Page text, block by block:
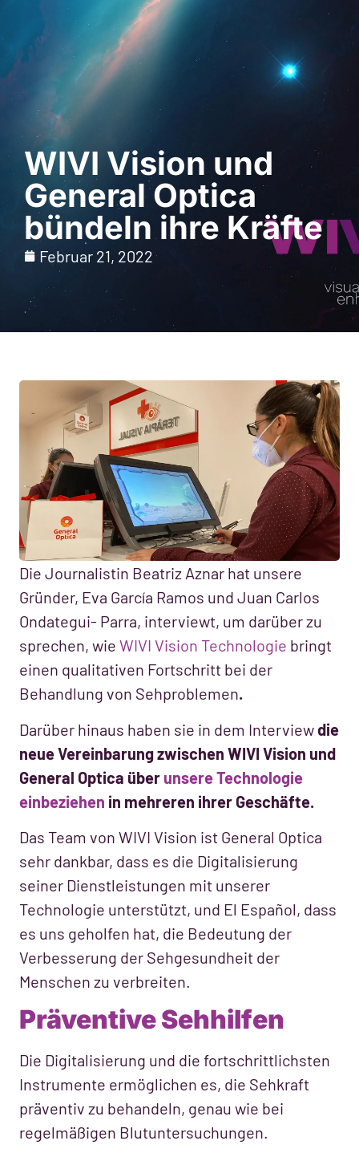
Demo anfordern
WIVI Vision und
General Optica
bündeln ihre Kräfte
Februar 21, 2022
Die Journalistin Beatriz Aznar hat unsere
Gründer, Eva García Ramos und Juan Carlos
Ondategui- Parra, interviewt, um darüber zu
sprechen, wie WIVI Vision Technologie bringt
einen qualitativen Fortschritt bei der
Behandlung von Sehproblemen.
Darüber hinaus haben sie in dem Interviewdie
neue Vereinbarung zwischen WIVI Vision und
General Optica über unsere Technologie
einbeziehen in mehreren ihrer Geschäfte.
Das Team von WIVI Vision ist General Optica
sehr dankbar, dass es die Digitalisierung
seiner Dienstleistungen mit unserer
Technologie unterstützt, und El Español, dass
es uns geholfen hat, die Bedeutung der
Verbesserung der Sehgesundheit der
Menschen zu verbreiten.
Präventive Sehhilfen
Die Digitalisierung und die fortschrittlichsten
Instrumente ermöglichen es, die Sehkraft
präventiv zu behandeln, genau wie bei
regelmäßigen Blutuntersuchungen.